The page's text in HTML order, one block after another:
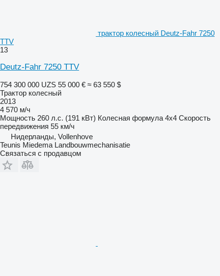
трактор колесный Deutz-Fahr 7250
TTV
13
Deutz-Fahr 7250 TTV
754 300 000 UZS 55 000 € ≈ 63 550 $
Трактор колесный
2013
4 570 м/ч
Мощность 260 л.с. (191 кВт) Колесная формула 4x4 Скорость
передвижения 55 км/ч
Нидерланды, Vollenhove
Teunis Miedema Landbouwmechanisatie
Связаться с продавцом